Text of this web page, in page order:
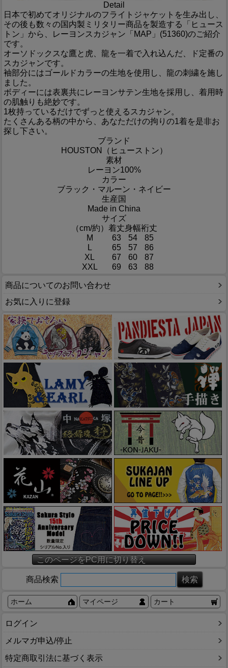
Detail
日本で初めてオリジナルのフライトジャケットを生み出し、
その後も数々の国内製ミリタリー商品を製造する「ヒュース
トン」から、レーヨンスカジャン「MAP」(51360)のご紹介
です。
オーソドックスな鷹と虎、龍を一着で入れ込んだ、ド定番の
スカジャンです。
袖部分にはゴールドカラーの生地を使用し、龍の刺繍を施し
ました。
ボディーには表裏共にレーヨンサテン生地を採用し、着用時
の肌触りも絶妙です。
1枚持っているだけでずっと使えるスカジャン。
たくさんある柄の中から、あなただけの拘りの1着を是非お
探し下さい。
ブランド
HOUSTON（ヒューストン）
素材
レーヨン100%
カラー
ブラック・マルーン・ネイビー
生産国
Made in China
サイズ
（cm/約） 着丈身幅裄丈
M
63 54
85
L
65 57
86
XL
67 60
87
XXL
69 63 88
商品についてのお問い合わせ
お気に入りに登録
このページをPC用に切り替え
商品検索
ホーム マイページ カート
ログイン
メルマガ申込/停止
特定商取引法に基づく表示